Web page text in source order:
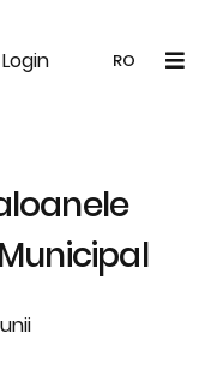
Login RO
Noutăți